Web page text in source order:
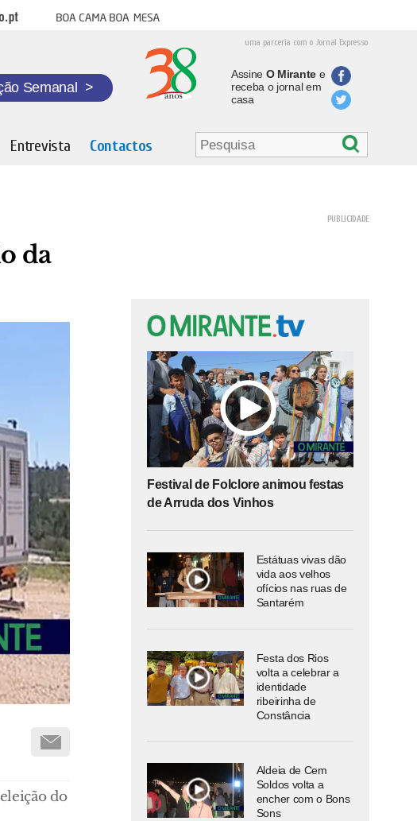
Boa cama boa mesa
uma parceria com o Jornal Expresso
Semanal >
Assine O Mirantee
receba o jornal em
casa
Entrevista Contactos
da
do
Festival de Folclore animou festas
de Arruda dos Vinhos
Estátuas vivas dão
vida aos velhos
ofícios nas ruas de
Santarém
Festa dos Rios
volta a celebrar a
identidade
ribeirinha de
Constância
Aldeia de Cem
Soldos volta a
encher com o Bons
Sons